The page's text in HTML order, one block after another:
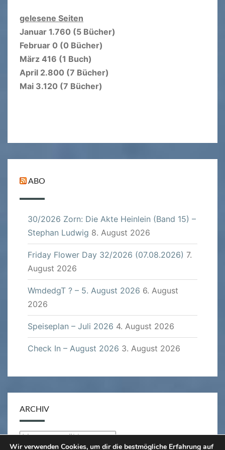
gelesene Seiten
Januar 1.760 (5 Bücher)
Februar 0 (0 Bücher)
März 416 (1 Buch)
April 2.800 (7 Bücher)
Mai 3.120 (7 Bücher)
ABO
30/2026 Zorn: Die Akte Heinlein (Band 15) –
Stephan Ludwig 8. August 2026
Friday Flower Day 32/2026 (07.08.2026) 7.
August 2026
WmdedgT ? – 5. August 2026 6. August
2026
Speiseplan – Juli 2026 4. August 2026
Check In – August 2026 3. August 2026
ARCHIV
Archiv
Wir verwenden Cookies, um dir die bestmögliche Erfahrung auf